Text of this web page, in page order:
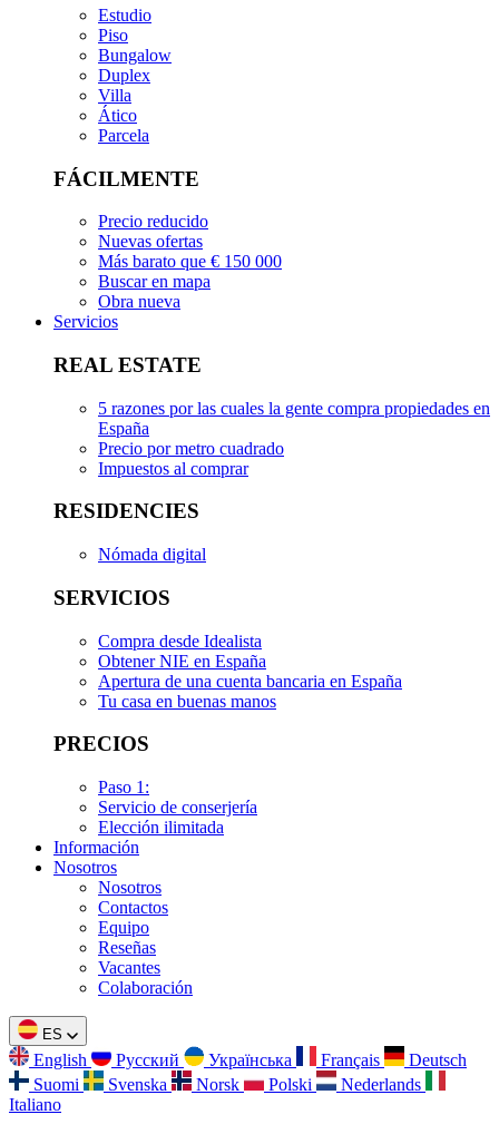
Estudio
Piso
Bungalow
Duplex
Villa
Ático
Parcela
FÁCILMENTE
Precio reducido
Nuevas ofertas
Más barato que € 150 000
Buscar en mapa
Obra nueva
Servicios
REAL ESTATE
5 razones por las cuales la gente compra propiedades en
España
Precio por metro cuadrado
Impuestos al comprar
RESIDENCIES
Nómada digital
SERVICIOS
Compra desde Idealista
Obtener NIE en España
Apertura de una cuenta bancaria en España
Tu casa en buenas manos
PRECIOS
Paso 1:
Servicio de conserjería
Elección ilimitada
Información
Nosotros
Nosotros
Contactos
Equipo
Reseñas
Vacantes
Colaboración
ES
English Русский Українська Français
Deutsch
Suomi
Svenska Norsk Polski
Nederlands
Italiano